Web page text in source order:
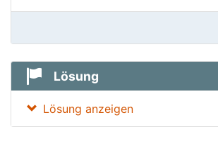
Lösung
Lösung anzeigen